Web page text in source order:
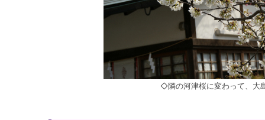
◇隣の河津桜に変わって、大